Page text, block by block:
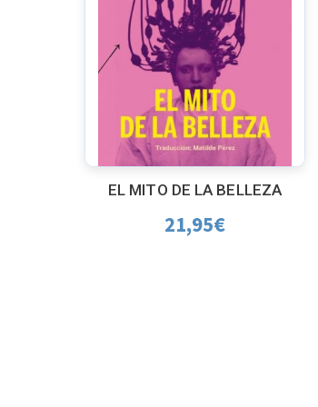
EL MITO DE LA BELLEZA
21,95€